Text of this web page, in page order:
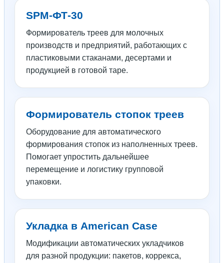
SPM-ФТ-30
Формирователь треев для молочных
производств и предприятий, работающих с
пластиковыми стаканами, десертами и
продукцией в готовой таре.
Формирователь стопок треев
Оборудование для автоматического
формирования стопок из наполненных треев.
Помогает упростить дальнейшее
перемещение и логистику групповой
упаковки.
Укладка в American Case
Модификации автоматических укладчиков
для разной продукции: пакетов, коррекса,